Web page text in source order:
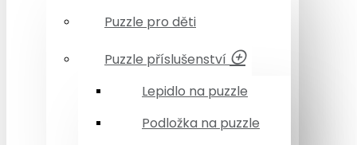
Puzzle pro děti
Puzzle příslušenství
Lepidlo na puzzle
Podložka na puzzle